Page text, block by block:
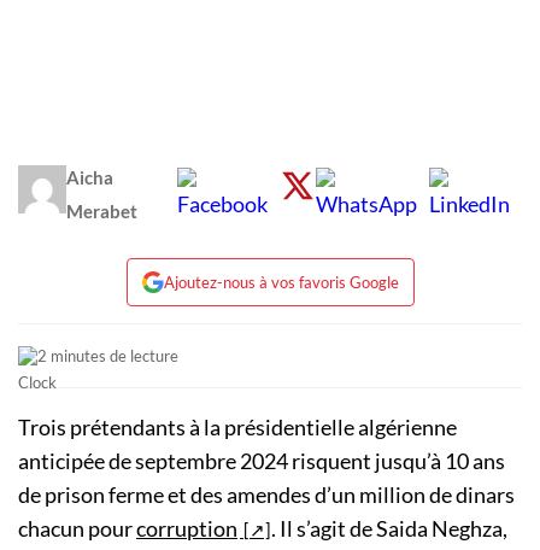
Aicha
Merabet
Ajoutez-nous à vos favoris Google
2 minutes de lecture
Trois prétendants à la présidentielle algérienne
anticipée de septembre 2024 risquent jusqu’à 10 ans
de prison ferme et des amendes d’un million de dinars
chacun pourcorruption
. Il s’agit de Saida Neghza,